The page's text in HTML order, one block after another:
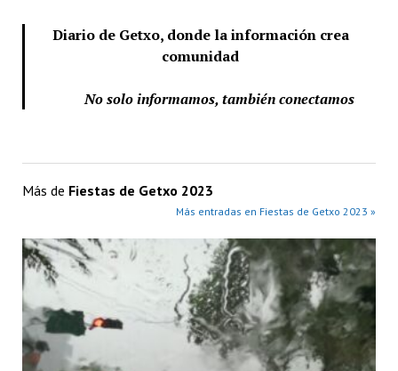
Diario de Getxo, donde la información crea
comunidad
No solo informamos, también conectamos
Más de Fiestas de Getxo 2023
Más entradas en Fiestas de Getxo 2023 »